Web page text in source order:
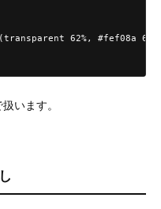
62%, #fef08a
扱います。